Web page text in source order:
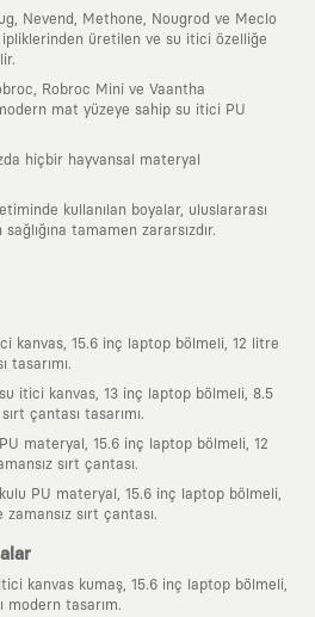
Nevend, Methone, Nougrod ve Meclo
ipliklerinden üretilen ve su itici özelliğe
Robroc Mini ve Vaantha
modern mat yüzeye sahip su itici PU
hiçbir hayvansal materyal
kullanılan boyalar, uluslararası
tamamen zararsızdır.
kanvas, 15.6 inç laptop bölmeli, 12 litre
tasarımı.
itici kanvas, 13 inç laptop bölmeli, 8.5
çantası tasarımı.
materyal, 15.6 inç laptop bölmeli, 12
sırt çantası.
PU materyal, 15.6 inç laptop bölmeli,
sırt çantası.
kanvas kumaş, 15.6 inç laptop bölmeli,
modern tasarım.